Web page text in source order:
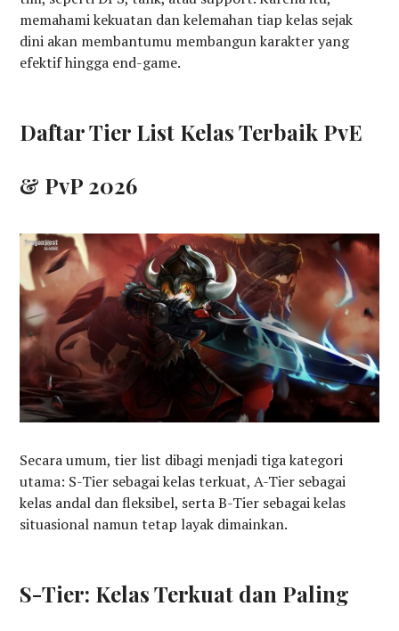
memahami kekuatan dan kelemahan tiap kelas sejak
dini akan membantumu membangun karakter yang
efektif hingga end-game.
Daftar Tier List Kelas Terbaik PvE
& PvP 2026
Secara umum, tier list dibagi menjadi tiga kategori
utama: S-Tier sebagai kelas terkuat, A-Tier sebagai
kelas andal dan fleksibel, serta B-Tier sebagai kelas
situasional namun tetap layak dimainkan.
S-Tier: Kelas Terkuat dan Paling